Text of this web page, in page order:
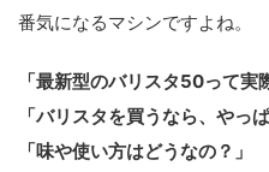
番気になるマシンですよね。
「最新型のバリスタ50って実
「バリスタを買うなら、やっ
「味や使い方はどうなの？」